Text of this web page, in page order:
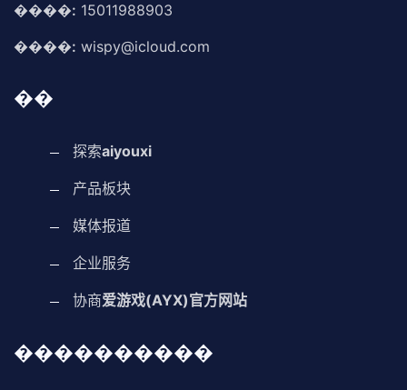
����: 15011988903
����: wispy@icloud.com
��
探索aiyouxi
产品板块
媒体报道
企业服务
协商爱游戏(AYX)官方网站
����������